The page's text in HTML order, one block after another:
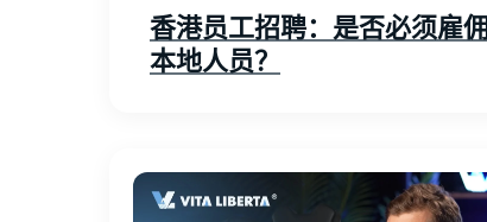
香港员工招聘：是否必须雇佣
本地人员？